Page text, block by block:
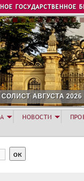
ГОСУДАРСТВЕННОЕ
АВГУСТА 2026
НОВОСТИ